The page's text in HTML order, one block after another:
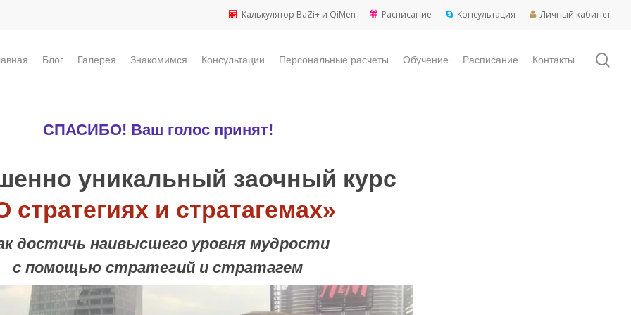
Калькулятор BaZi+ и QiMen Расписание Консультация Личный кабинет
Блог Галерея Знакомимся Консультации Персональные расчеты Обучение Расписание Контакты
СПАСИБО! Ваш голос принят!
уникальный заочный курс
стратегиях и стратагемах»
достичь наивысшего уровня мудрости
с помощью стратегий и стратагем